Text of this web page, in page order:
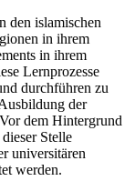
den islamischen
in ihrem
in ihrem
Lernprozesse
durchführen zu
der
dem Hintergrund
Stelle
universitären
werden.